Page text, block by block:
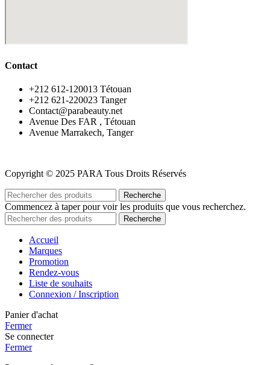
Contact
‪+212 612-120013 Tétouan
‪+212 621-220023 Tanger
Contact@parabeauty.net
Avenue Des FAR , Tétouan
Avenue Marrakech, Tanger
Copyright © 2025 PARA Tous Droits Réservés
Recherche
Commencez à taper pour voir les produits que vous recherchez.
Recherche
Accueil
Marques
Promotion
Rendez-vous
Liste de souhaits
Connexion / Inscription
Panier d'achat
Fermer
Se connecter
Fermer